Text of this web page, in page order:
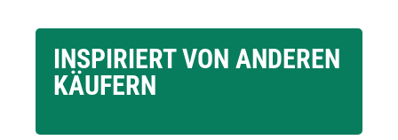
INSPIRIERT VON ANDEREN
KÄUFERN